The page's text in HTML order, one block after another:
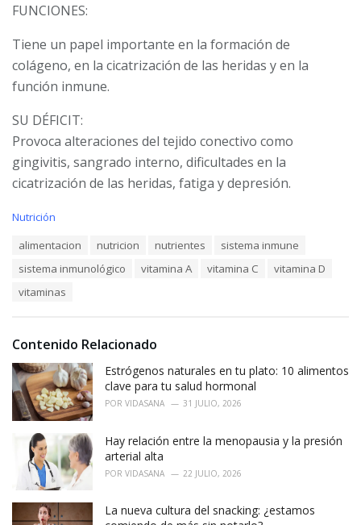
FUNCIONES:
Tiene un papel importante en la formación de
colágeno, en la cicatrización de las heridas y en la
función inmune.
SU DÉFICIT:
Provoca alteraciones del tejido conectivo como
gingivitis, sangrado interno, dificultades en la
cicatrización de las heridas, fatiga y depresión.
C
s
:
Nutrición
alimentacion nutricion nutrientes
sistema inmune
sistema inmunológico
vitamina A vitamina C
vitamina D
vitaminas
Contenido Relacionado
Estrógenos naturales en tu plato: 10 alimentos
clave para tu salud hormonal
POR VIDASANA 31 JULIO, 2026
Hay relación entre la menopausia y la presión
arterial alta
POR VIDASANA 22 JULIO, 2026
La nueva cultura del snacking: ¿estamos